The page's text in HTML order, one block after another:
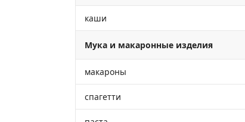
каши
Мука и макаронные изделия
макароны
спагетти